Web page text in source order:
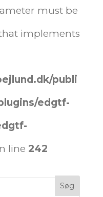
must be
implements
publi
edgtf-
line 242